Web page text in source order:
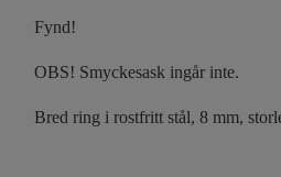
Fynd!
OBS! Smyckesask ingår inte.
Bred ring i rostfritt stål, 8 mm,